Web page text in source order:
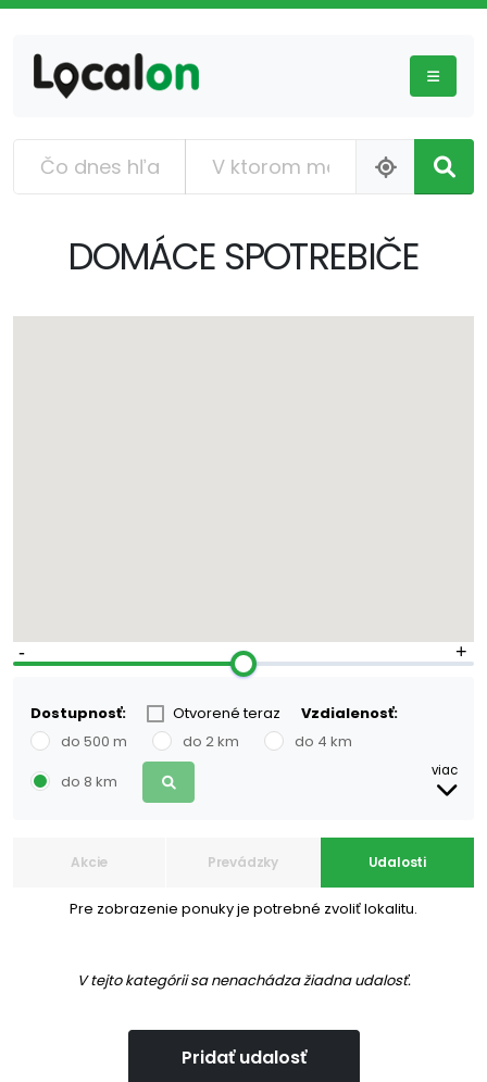
DOMÁCE SPOTREBIČE
6 20
Dostupnosť: Otvorené teraz
Vzdialenosť:
do 500 m
do 2 km
do 4 km
do 8 km
viac
Akcie Prevádzky Udalosti
Pre zobrazenie ponuky je potrebné zvoliť lokalitu.
V tejto kategórii sa nenachádza žiadna udalosť.
Pridať udalosť